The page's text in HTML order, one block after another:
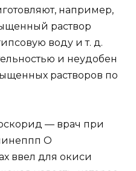
например,
раствор
воду и т. д.
и неудобен
растворов по
— врач при
О
ввел для окиси